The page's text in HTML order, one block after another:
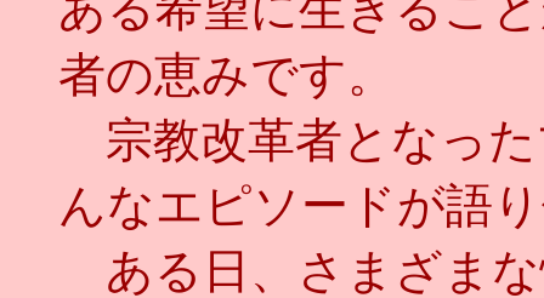
者の恵みです。
宗教改革者となっ
んなエピソードが語
ある日、さまざま